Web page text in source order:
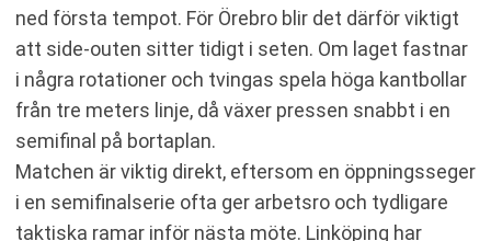
ned första tempot. För Örebro blir det därför viktigt
att side-outen sitter tidigt i seten. Om laget fastnar
i några rotationer och tvingas spela höga kantbollar
från tre meters linje, då växer pressen snabbt i en
semifinal på bortaplan.
Matchen är viktig direkt, eftersom en öppningsseger
i en semifinalserie ofta ger arbetsro och tydligare
taktiska ramar inför nästa möte. Linköping har